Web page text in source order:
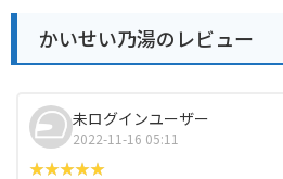
かいせい乃湯のレビュー
未ログインユーザー
2022-11-16 05:11